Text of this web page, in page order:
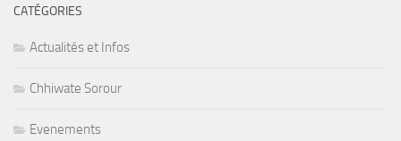
CATÉGORIES
Actualités et Infos
Chhiwate Sorour
Evenements